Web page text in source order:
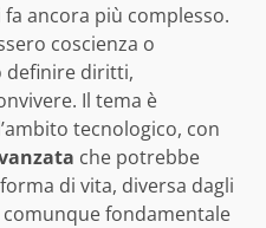
ancora più complesso.
coscienza o
definire diritti,
Il tema è
tecnologico, con
che potrebbe
di vita, diversa dagli
fondamentale